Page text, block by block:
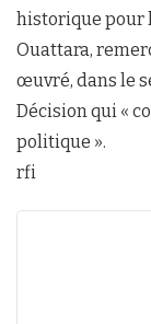
historique pour
Ouattara,
œuvré, dans le
Décision qui «
politique ».
rfi